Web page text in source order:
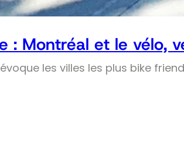
: Montréal et le vélo,
évoque les villes les plus bike